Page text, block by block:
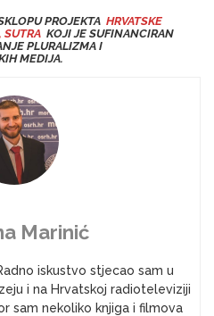
PROJEKTA HRVATSKE
SUTRA KOJI JE SUFINANCIRAN
PLURALIZMA I
MEDIJA.
Marinić
iskustvo stjecao sam u
i na Hrvatskoj radioteleviziji
sam nekoliko knjiga i filmova